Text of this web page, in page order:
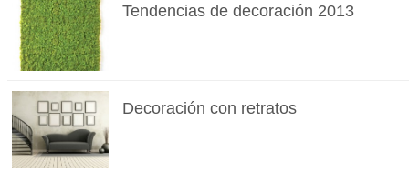
Tendencias de decoración 2013
Decoración con retratos